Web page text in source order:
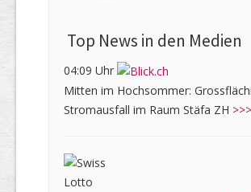
Top News in den Medien
04:09 Uhr
Mitten im Hochsommer:
Stromausfall im Raum Stäfa ZH >>>